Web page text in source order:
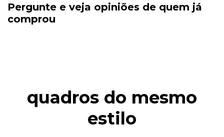
Pergunte e veja opiniões de quem já
comprou
quadros do mesmo
estilo